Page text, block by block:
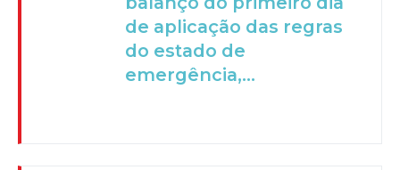
de aplicação das regras
do estado de
emergência,...